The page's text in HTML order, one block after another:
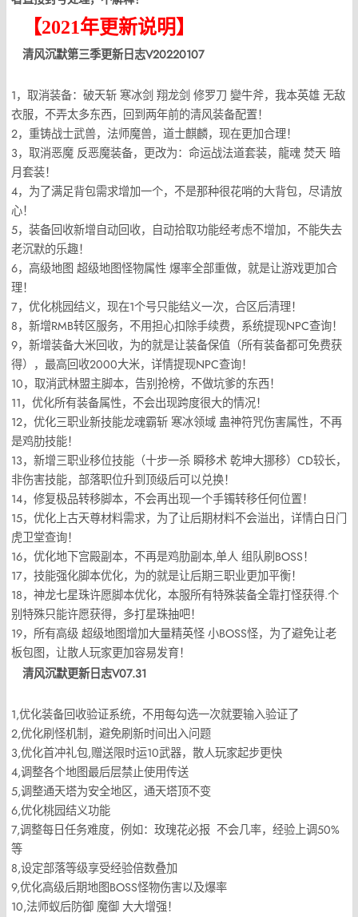
【2021年更新说明】
清风沉默第三季更新日志V20220107
1，取消装备：破天斩 寒冰剑 翔龙剑 修罗刀 變牛斧，我本英雄 无敌
衣服，不弄太多东西，回到两年前的清风装备配置！
2，重铸战士武兽，法师魔兽，道士麒麟，现在更加合理！
3，取消恶魔 反恶魔装备，更改为：命运战法道套装，龍魂 焚天 暗
月套装！
4，为了满足背包需求增加一个，不是那种很花哨的大背包，尽请放
心！
5，装备回收新增自动回收，自动拾取功能经考虑不增加，不能失去
老沉默的乐趣！
6，高级地图 超级地图怪物属性 爆率全部重做，就是让游戏更加合
理！
7，优化桃园结义，现在1个号只能结义一次，合区后清理！
8，新增RMB转区服务，不用担心扣除手续费，系统提现NPC查询！
9，新增装备大米回收，为的就是让装备保值（所有装备都可免费获
得），最高回收2000大米，详情提现NPC查询！
10，取消武林盟主脚本，告别抢榜，不做坑爹的东西！
11，优化所有装备属性，不会出现跨度很大的情况！
12，优化三职业新技能龙魂霸斩 寒冰领域 蛊神符咒伤害属性，不再
是鸡肋技能！
13，新增三职业移位技能（十步一杀 瞬移术 乾坤大挪移）CD较长，
非伤害技能，部落职位升到顶级后可以兑换！
14，修复极品转移脚本，不会再出现一个手镯转移任何位置！
15，优化上古天尊材料需求，为了让后期材料不会溢出，详情白日门
虎卫堂查询！
16，优化地下宫殿副本，不再是鸡肋副本,单人 组队刷BOSS！
17，技能强化脚本优化，为的就是让后期三职业更加平衡！
18，神龙七星珠许愿脚本优化，本服所有特殊装备全靠打怪获得.个
别特殊只能许愿获得，多打星珠抽吧！
19，所有高级 超级地图增加大量精英怪 小BOSS怪，为了避免让老
板包图，让散人玩家更加容易发育！
清风沉默更新日志V07.31
1,优化装备回收验证系统，不用每勾选一次就要输入验证了
2,优化刷怪机制，避免刷新时间出入问题
3,优化首冲礼包,赠送限时运10武器，散人玩家起步更快
4,调整各个地图最后层禁止使用传送
5,调整通天塔为安全地区，通天塔顶不变
6,优化桃园结义功能
7,调整每日任务难度，例如：玫瑰花必报 不会几率，经验上调50%
等
8,设定部落等级享受经验倍数叠加
9,优化高级后期地图BOSS怪物伤害以及爆率
10,法师蚁后防御 魔御 大大增强！